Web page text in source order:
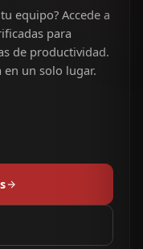
equipo? Accede a
para
de productividad.
un solo lugar.